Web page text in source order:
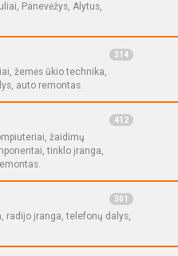
Panevėžys, Alytus,
314
žemės ūkio technika,
auto remontas.
412
žaidimų
tinklo įranga,
301
radijo įranga, telefonų dalys,